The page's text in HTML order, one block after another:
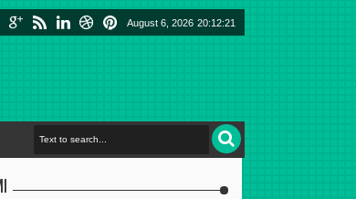
August 6, 2026 20:12:23